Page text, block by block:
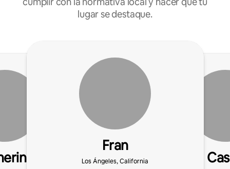
lugar se destaque.
Fran
Los Ángeles, California